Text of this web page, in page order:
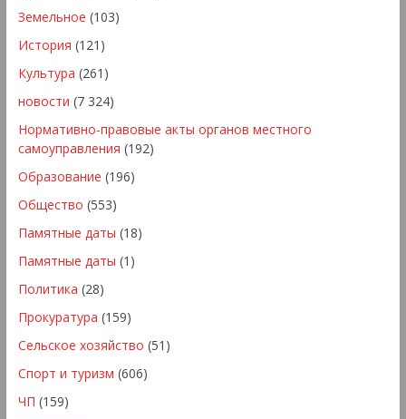
Земельное (103)
История (121)
Культура (261)
новости (7 324)
Нормативно-правовые акты органов местного
самоуправления (192)
Образование (196)
Общество (553)
Памятные даты (18)
Памятные даты (1)
Политика (28)
Прокуратура (159)
Сельское хозяйство (51)
Спорт и туризм (606)
ЧП (159)